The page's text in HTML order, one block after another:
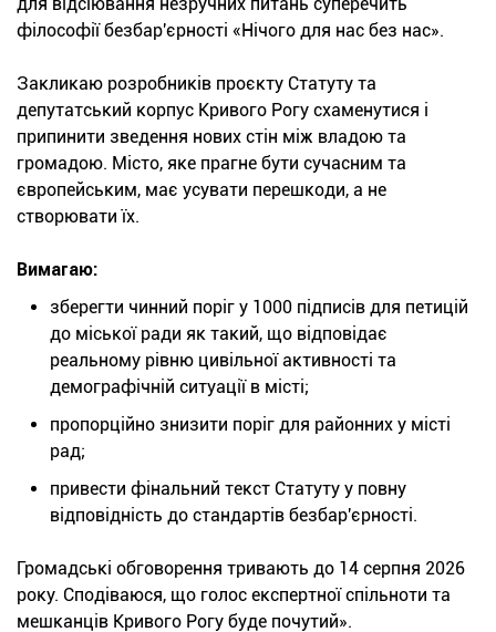
для відсіювання незручних питань суперечить
філософії безбар'єрності «Нічого для нас без нас».
Закликаю розробників проєкту Статуту та
депутатський корпус Кривого Рогу схаменутися і
припинити зведення нових стін між владою та
громадою. Місто, яке прагне бути сучасним та
європейським, має усувати перешкоди, а не
створювати їх.
Вимагаю:
зберегти чинний поріг у 1000 підписів для петицій
до міської ради як такий, що відповідає
реальному рівню цивільної активності та
демографічній ситуації в місті;
пропорційно знизити поріг для районних у місті
рад;
привести фінальний текст Статуту у повну
відповідність до стандартів безбар'єрності.
Громадські обговорення тривають до 14 серпня 2026
року. Сподіваюся, що голос експертної спільноти та
мешканців Кривого Рогу буде почутий».